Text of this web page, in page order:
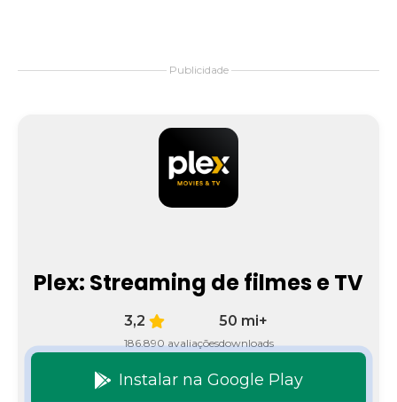
Publicidade
Plex: Streaming de filmes e TV
3,2
186.890 avaliações
50 mi+
downloads
Instalar na Google Play